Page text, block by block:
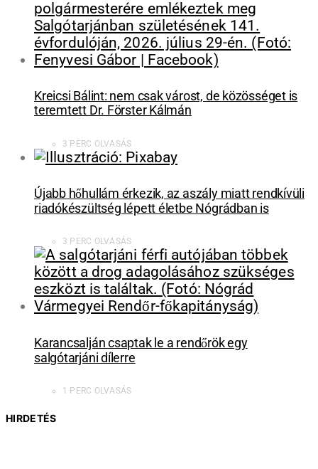
Kreicsi Bálint: nem csak várost, de közösséget is
teremtett Dr. Förster Kálmán
3 PERC OLVASÁS
Újabb hőhullám érkezik, az aszály miatt rendkívüli
riadókészültség lépett életbe Nógrádban is
3 PERC OLVASÁS
Karancsalján csaptak le a rendőrök egy
salgótarjáni dílerre
1 PERC OLVASÁS
HIRDETÉS